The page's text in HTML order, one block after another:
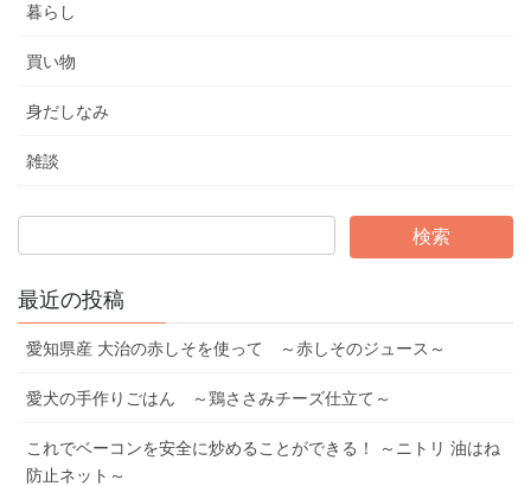
暮らし
買い物
身だしなみ
雑談
最近の投稿
愛知県産 大治の赤しそを使って ～赤しそのジュース～
愛犬の手作りごはん ～鶏ささみチーズ仕立て～
これでベーコンを安全に炒めることができる！ ～ニトリ 油はね
防止ネット～